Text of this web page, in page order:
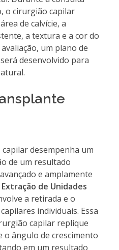
o cirurgião capilar
de calvície, a
a textura e a cor do
um plano de
desenvolvido para
desempenha um
de um resultado
e amplamente
de Unidades
a retirada e o
individuais. Essa
capilar replique
o ângulo de crescimento
em um resultado